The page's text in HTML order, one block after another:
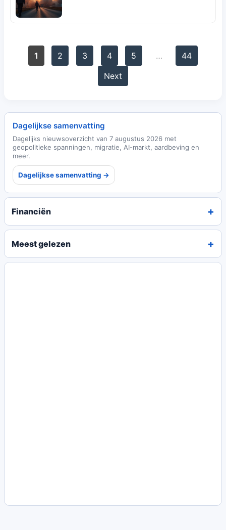
1 2 3 4 5 …
44
Next
Dagelijkse samenvatting
Dagelijks nieuwsoverzicht van 7 augustus 2026 met
geopolitieke spanningen, migratie, AI-markt, aardbeving en
meer.
Dagelijkse samenvatting →
Financiën
Meest gelezen